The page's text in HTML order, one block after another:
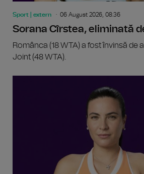
Sport | extern 06 August 2026, 08:36
Sorana Cîrstea, eliminată
Românca (18 WTA) a fost învinsă de
Joint (48 WTA).